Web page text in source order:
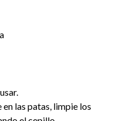
las patas, limpie los